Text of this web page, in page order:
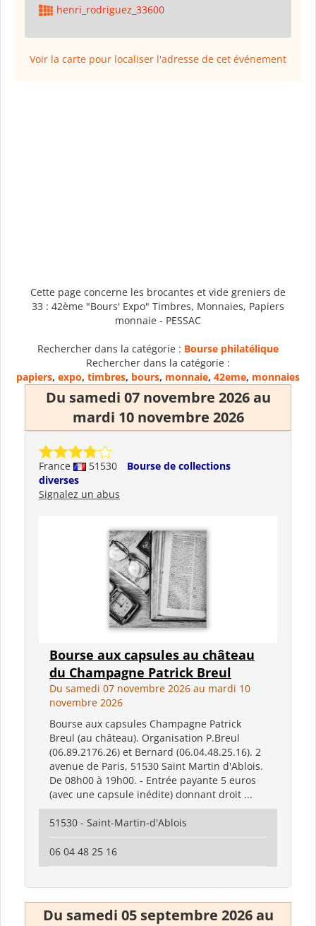
henri_rodriguez_33600
Voir la carte pour localiser l'adresse de cet événement
Cette page concerne les brocantes et vide greniers de
33 : 42ème "Bours' Expo" Timbres, Monnaies, Papiers
monnaie - PESSAC
Rechercher dans la catégorie : Bourse philatélique
Rechercher dans la catégorie :
papiers, expo, timbres, bours, monnaie, 42eme, monnaies
Du samedi 07 novembre 2026 au
mardi 10 novembre 2026
France 51530
Bourse de collections
diverses
Signalez un abus
Bourse aux capsules au château
du Champagne Patrick Breul
Du samedi 07 novembre 2026 au mardi 10
novembre 2026
Bourse aux capsules Champagne Patrick
Breul (au château). Organisation P.Breul
(06.89.2176.26) et Bernard (06.04.48.25.16). 2
avenue de Paris, 51530 Saint Martin d'Ablois.
De 08h00 à 19h00. - Entrée payante 5 euros
(avec une capsule inédite) donnant droit ...
51530 - Saint-Martin-d'Ablois
06 04 48 25 16
Du samedi 05 septembre 2026 au